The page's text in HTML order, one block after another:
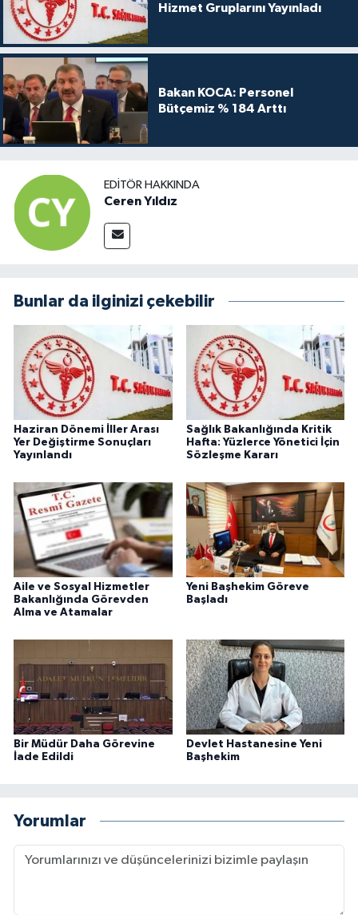
Hizmet Gruplarını Yayınladı
Bakan KOCA: Personel
Bütçemiz % 184 Arttı
EDITÖR HAKKINDA
Ceren Yıldız
Bunlar da ilginizi çekebilir
Haziran Dönemi İller Arası
Yer Değiştirme Sonuçları
Yayınlandı
Sağlık Bakanlığında Kritik
Hafta: Yüzlerce Yönetici İçin
Sözleşme Kararı
Aile ve Sosyal Hizmetler
Bakanlığında Görevden
Alma ve Atamalar
Yeni Başhekim Göreve
Başladı
Bir Müdür Daha Görevine
İade Edildi
Devlet Hastanesine Yeni
Başhekim
Yorumlar